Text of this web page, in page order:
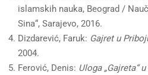
islamskih nauka, Beograd /
Sina“, Sarajevo, 2016.
Dizdarević, Faruk: Gajret u
2004.
Ferović, Denis: Uloga „Gajreta“